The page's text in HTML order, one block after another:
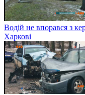
Водій не впорався з
Харкові